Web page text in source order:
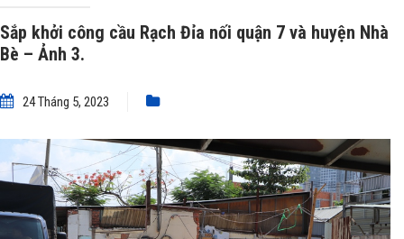
Sắp khởi công cầu Rạch Đỉa nối quận 7 và huyện Nhà
Bè – Ảnh 3.
24 Tháng 5, 2023